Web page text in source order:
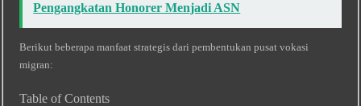
Pengangkatan Honorer Menjadi ASN
Berikut beberapa manfaat strategis dari pembentukan pusat vokasi
migran:
Table of Contents